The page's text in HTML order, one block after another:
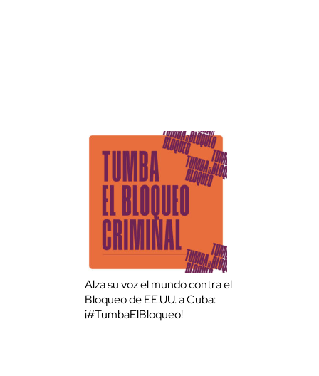
Alza su voz el mundo contra el
Bloqueo de EE.UU. a Cuba:
¡#TumbaElBloqueo!